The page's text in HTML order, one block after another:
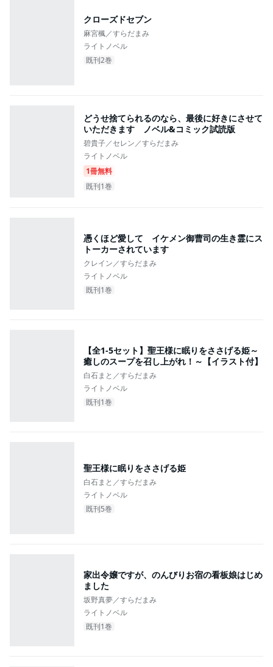
クローズドセブン
麻宮楓／すらだまみ
ライトノベル
既刊2巻
どうせ捨てられるのなら、最後に好きにさせて
いただきます ノベル&コミック試読版
碧貴子／セレン／すらだまみ
ライトノベル
1冊無料
既刊1巻
憑くほど愛して イケメン御曹司の生き霊にス
トーカーされています
クレイン／すらだまみ
ライトノベル
既刊1巻
【全1-5セット】聖王様に眠りをささげる姫～
癒しのスープを召し上がれ！～【イラスト付】
白石まと／すらだまみ
ライトノベル
既刊1巻
聖王様に眠りをささげる姫
白石まと／すらだまみ
ライトノベル
既刊5巻
家出令嬢ですが、のんびりお宿の看板娘はじめ
ました
坂野真夢／すらだまみ
ライトノベル
既刊1巻